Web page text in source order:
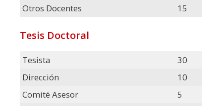
Otros Docentes
15
Tesis Doctoral
Tesista
30
Dirección
10
Comité Asesor
5